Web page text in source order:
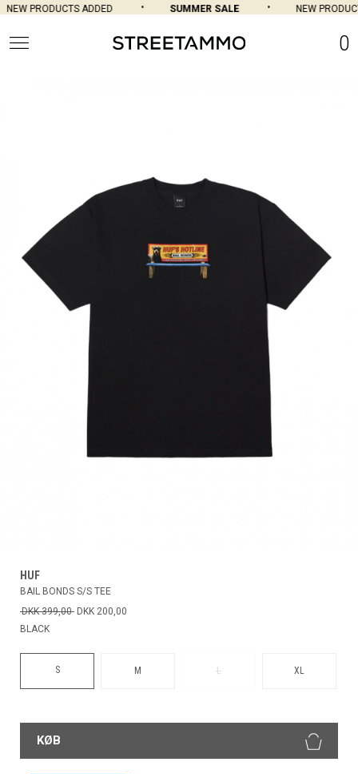
NEW PRODUCTS ADDED SUMMER SALE NEW
0
HUF
BAIL BONDS S/S TEE
DKK 399,00 DKK 200,00
BLACK
S M L XL
KØB